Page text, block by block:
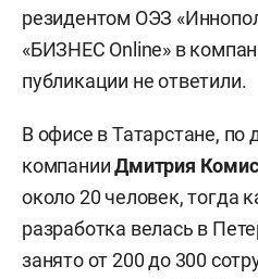
резидентом ОЭЗ
«БИЗНЕС Online» в
публикации не ответили.
В офисе в Татарстане, по
компанииДмитрия
около 20 человек, тогда
разработка велась в
занято от 200 до 300